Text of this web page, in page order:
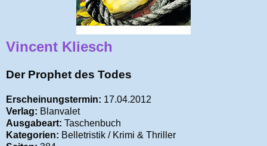
Vincent Kliesch
Der Prophet des Todes
Erscheinungstermin: 17.04.2012
Verlag: Blanvalet
Ausgabeart: Taschenbuch
Kategorien: Belletristik / Krimi & Thriller